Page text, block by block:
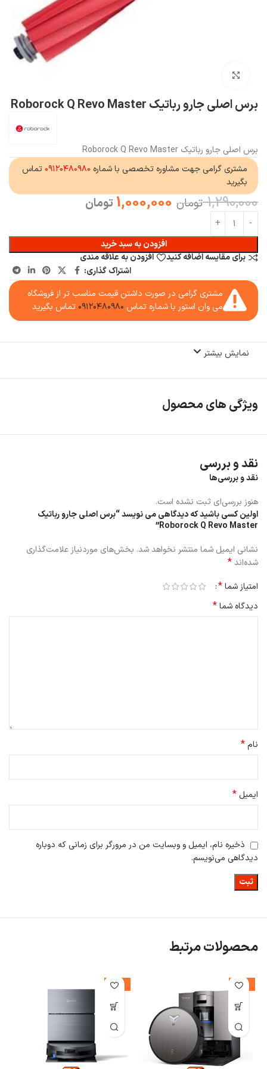
برس اصلی جارو رباتیک Roborock Q Revo Master
برس اصلی جارو رباتیک Roborock Q Revo Master
مشتری گرامی جهت مشاوره تخصصی با شماره ۰۹۱۲۰۴۸۰۹۸۰ تماس
بگیرید
1,290,000 تومان 1,000,000 تومان
افزودن به سبد خرید
برای مقایسه اضافه کنید
افزودن به علاقه مندی
اشتراک گذاری:
مشتری گرامی در صورت داشتن قیمت مناسب تر از فروشگاه
می وان استور با شماره تماس ۰۹۱۲۰۴۸۰۹۸۰ تماس بگیرید
نمایش بیشتر
ویژگی های محصول
نقد و بررسی
نقد و بررسی‌ها
هنوز بررسی‌ای ثبت نشده است.
اولین کسی باشید که دیدگاهی می نویسد “برس اصلی جارو رباتیک
Roborock Q Revo Master”
نشانی ایمیل شما منتشر نخواهد شد. بخش‌های موردنیاز علامت‌گذاری
شده‌اند*
امتیاز شما*
دیدگاه شما*
نام*
ایمیل *
ذخیره نام، ایمیل و وبسایت من در مرورگر برای زمانی که دوباره
دیدگاهی می‌نویسم.
محصولات مرتبط
-14%
-26%